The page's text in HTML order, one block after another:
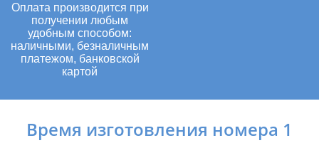
Оплата производится при
получении любым
удобным способом:
наличными, безналичным
платежом, банковской
картой
Время изготовления номера 1